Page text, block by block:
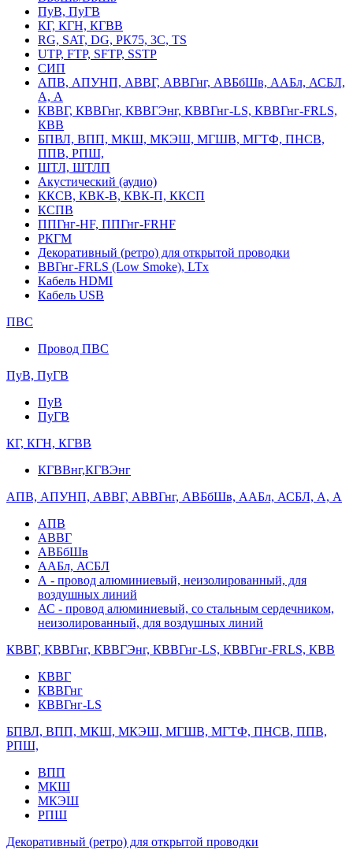
ПуВ, ПуГВ
КГ, КГН, КГВВ
RG, SAT, DG, РК75, 3С, TS
UTP, FTP, SFTP, SSTP
СИП
АПВ, АПУНП, АВВГ, АВВГнг, АВБбШв, ААБл, АСБЛ,
А, А
КВВГ, КВВГнг, КВВГЭнг, КВВГнг-LS, КВВГнг-FRLS,
КВВ
БПВЛ, ВПП, МКШ, МКЭШ, МГШВ, МГТФ, ПНСВ,
ППВ, РПШ,
ШТЛ, ШТЛП
Акустический (аудио)
ККСВ, КВК-В, КВК-П, ККСП
КСПВ
ППГнг-HF, ППГнг-FRHF
РКГМ
Декоративный (ретро) для открытой проводки
ВВГнг-FRLS (Low Smoke), LTx
Кабель HDMI
Кабель USB
ПВС
Провод ПВС
ПуВ, ПуГВ
ПуВ
ПуГВ
КГ, КГН, КГВВ
КГВВнг,КГВЭнг
АПВ, АПУНП, АВВГ, АВВГнг, АВБбШв, ААБл, АСБЛ, А, А
АПВ
АВВГ
АВБбШв
ААБл, АСБЛ
А - провод алюминиевый, неизолированный, для
воздушных линий
АС - провод алюминиевый, со стальным сердечником,
неизолированный, для воздушных линий
КВВГ, КВВГнг, КВВГЭнг, КВВГнг-LS, КВВГнг-FRLS, КВВ
КВВГ
КВВГнг
КВВГнг-LS
БПВЛ, ВПП, МКШ, МКЭШ, МГШВ, МГТФ, ПНСВ, ППВ,
РПШ,
ВПП
МКШ
МКЭШ
РПШ
Декоративный (ретро) для открытой проводки